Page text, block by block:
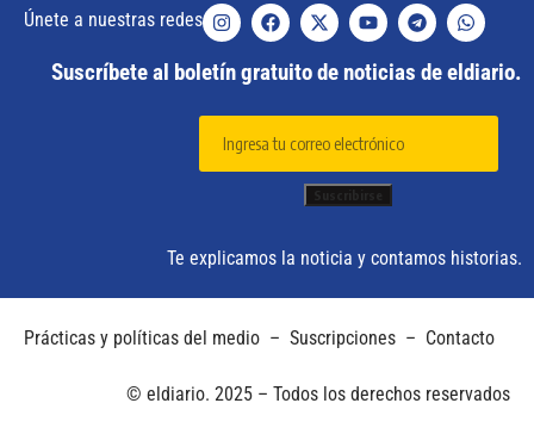
Únete a nuestras redes
Suscríbete al boletín gratuito de noticias de eldiario.
Te explicamos la noticia y contamos historias.
Prácticas y políticas del medio – Suscripciones – Contacto
© eldiario. 2025 – Todos los derechos reservados